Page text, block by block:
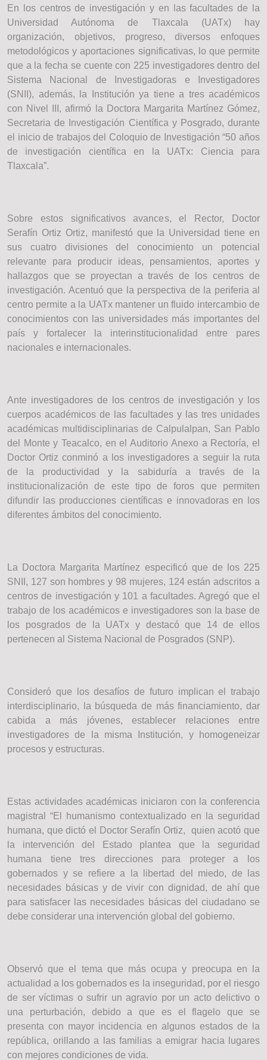
En los centros de investigación y en las facultades de la
Universidad Autónoma de Tlaxcala (UATx) hay
organización, objetivos, progreso, diversos enfoques
metodológicos y aportaciones significativas, lo que permite
que a la fecha se cuente con 225 investigadores dentro del
Sistema Nacional de Investigadoras e Investigadores
(SNII), además, la Institución ya tiene a tres académicos
con Nivel III, afirmó la Doctora Margarita Martínez Gómez,
Secretaria de Investigación Científica y Posgrado, durante
el inicio de trabajos del Coloquio de Investigación “50 años
de investigación científica en la UATx: Ciencia para
Tlaxcala”.
Sobre estos significativos avances, el Rector, Doctor
Serafín Ortiz Ortiz, manifestó que la Universidad tiene en
sus cuatro divisiones del conocimiento un potencial
relevante para producir ideas, pensamientos, aportes y
hallazgos que se proyectan a través de los centros de
investigación. Acentuó que la perspectiva de la periferia al
centro permite a la UATx mantener un fluido intercambio de
conocimientos con las universidades más importantes del
país y fortalecer la interinstitucionalidad entre pares
nacionales e internacionales.
Ante investigadores de los centros de investigación y los
cuerpos académicos de las facultades y las tres unidades
académicas multidisciplinarias de Calpulalpan, San Pablo
del Monte y Teacalco, en el Auditorio Anexo a Rectoría, el
Doctor Ortiz conminó a los investigadores a seguir la ruta
de la productividad y la sabiduría a través de la
institucionalización de este tipo de foros que permiten
difundir las producciones científicas e innovadoras en los
diferentes ámbitos del conocimiento.
La Doctora Margarita Martínez especificó que de los 225
SNII, 127 son hombres y 98 mujeres, 124 están adscritos a
centros de investigación y 101 a facultades. Agregó que el
trabajo de los académicos e investigadores son la base de
los posgrados de la UATx y destacó que 14 de ellos
pertenecen al Sistema Nacional de Posgrados (SNP).
Consideró que los desafíos de futuro implican el trabajo
interdisciplinario, la búsqueda de más financiamiento, dar
cabida a más jóvenes, establecer relaciones entre
investigadores de la misma Institución, y homogeneizar
procesos y estructuras.
Estas actividades académicas iniciaron con la conferencia
magistral “El humanismo contextualizado en la seguridad
humana, que dictó el Doctor Serafín Ortiz, quien acotó que
la intervención del Estado plantea que la seguridad
humana tiene tres direcciones para proteger a los
gobernados y se refiere a la libertad del miedo, de las
necesidades básicas y de vivir con dignidad, de ahí que
para satisfacer las necesidades básicas del ciudadano se
debe considerar una intervención global del gobierno.
Observó que el tema que más ocupa y preocupa en la
actualidad a los gobernados es la inseguridad, por el riesgo
de ser víctimas o sufrir un agravio por un acto delictivo o
una perturbación, debido a que es el flagelo que se
presenta con mayor incidencia en algunos estados de la
república, orillando a las familias a emigrar hacia lugares
con mejores condiciones de vida.